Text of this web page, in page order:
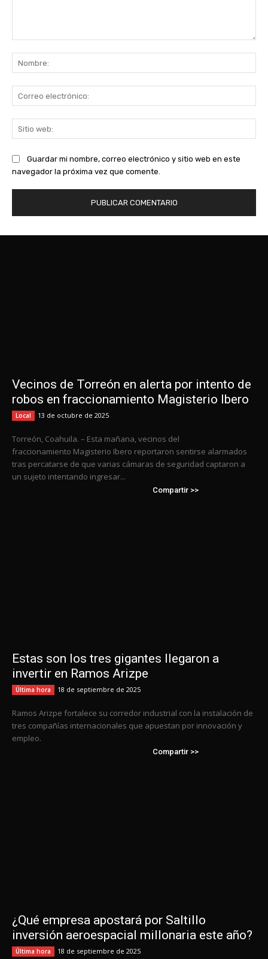
Guardar mi nombre, correo electrónico y sitio web en este
navegador la próxima vez que comente.
Vecinos de Torreón en alerta por intento de
robos en fraccionamiento Magisterio Ibero
Local 13 de octubre de 2025
Torreón, Coahuila. – Esta mañana, vecinos del
fraccionamiento Magisterio Ibero reportaron sentirse alarmados
tras percatarse de que varias cámaras de seguridad captaron a
un sujeto intentando ingresar...
Compartir >>
Estas son los tres gigantes llegaron a
invertir en Ramos Arizpe
Última hora 18 de septiembre de 2025
Ramos Arizpe fortalece su corredor industrial con la instalación de
tres compañías internacionales que apuestan por innovación y
empleo.
Compartir >>
¿Qué empresa apostará por Saltillo
inversión aeroespacial millonaria este año?
Última hora 18 de septiembre de 2025